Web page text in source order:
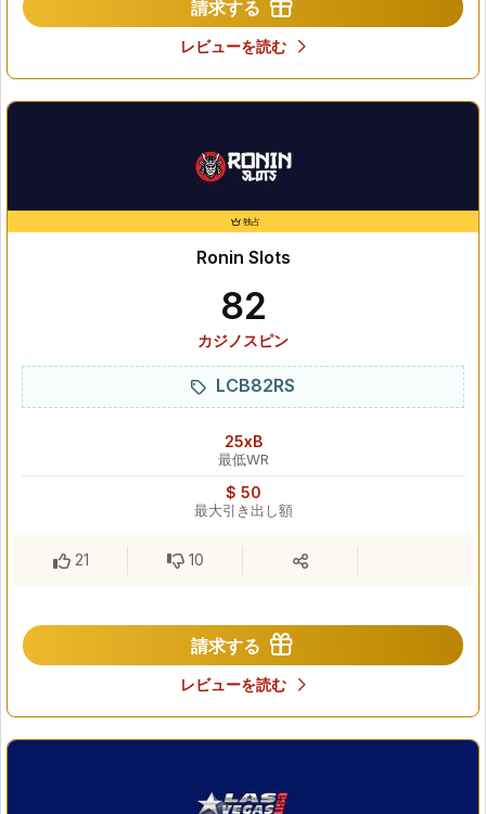
請求する
レビューを読む
独占
Ronin Slots
82
カジノスピン
LCB82RS
25xB
最低WR
$ 50
最大引き出し額
21 10
請求する
レビューを読む